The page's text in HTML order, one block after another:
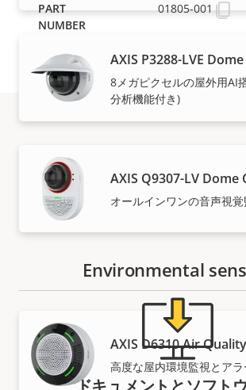
AXIS P3288-LVE
8メガピクセルの屋外用AI
分析機能付き)
AXIS Q9307-LV Dome
オールインワンの音声視
Environmental
AXIS D6310 Air
高度な屋内環境監視とアラ
01805-001
サポートとリソ
Axis製品の情報、ソフトウェア、また